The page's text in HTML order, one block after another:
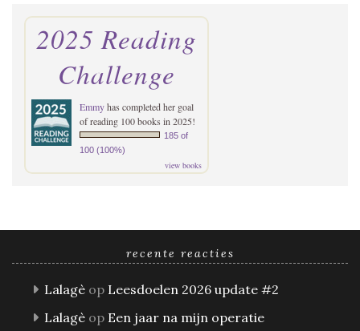
2025 Reading
Challenge
Emmyhas completed her goal
of reading 100 books in 2025!
185 of
100 (100%)
view books
recente reacties
Lalagè op Leesdoelen 2026 update #2
Lalagè op Een jaar na mijn operatie